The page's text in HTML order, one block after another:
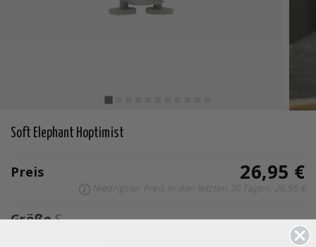
Soft Elephant Hoptimist
Preis 26,95 €
Niedrigster Preis in den letzten 30 Tagen: 26,95 €
GrößeS